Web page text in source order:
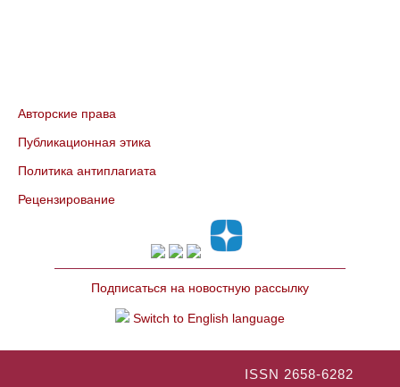
Авторские права
Публикационная этика
Политика антиплагиата
Рецензирование
Подписаться на новостную рассылку
Switch to English language
ISSN 2658-6282